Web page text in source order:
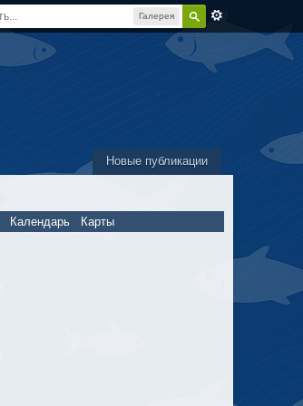
Галерея
Новые публикации
Календарь Карты